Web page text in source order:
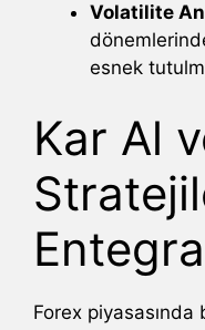
Volatilite
esnek
Kar Al
Forex piyasasında